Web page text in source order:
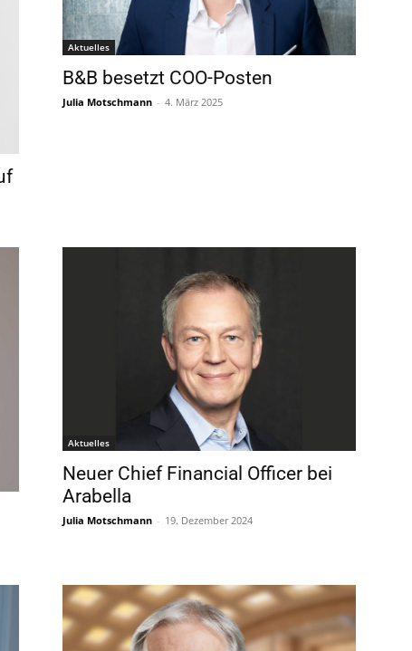
Aktuelles
B&B besetzt COO-Posten
Julia Motschmann - 4. März 2025
Aktuelles
Neuer Chief Financial Officer bei
Arabella
Julia Motschmann - 19. Dezember 2024